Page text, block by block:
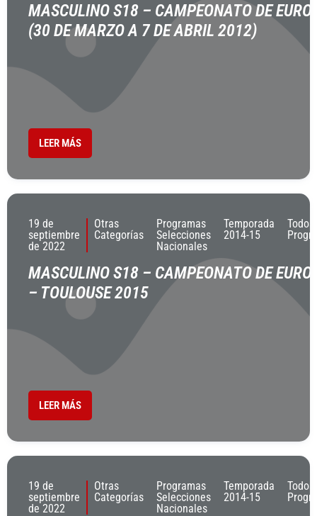
MASCULINO S18 – CAMPEONATO DE
(30 DE MARZO A 7 DE ABRIL 2012)
LEER MÁS
19 de
septiembre
de 2022
Otras
Categorías
Programas
Selecciones
Nacionales
Temporada
2014-15
MASCULINO S18 – CAMPEONATO DE
– TOULOUSE 2015
LEER MÁS
19 de
septiembre
de 2022
Otras
Categorías
Programas
Selecciones
Nacionales
Temporada
2014-15